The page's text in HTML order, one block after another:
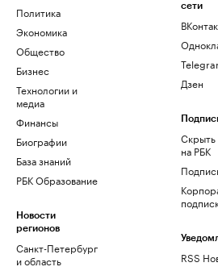
Политика
Экономика
Общество
Бизнес
Технологии и
медиа
Финансы
Биографии
База знаний
РБК Образование
Новости
регионов
Санкт-Петербург
и область
сети
Дзен
на РБК
RSS